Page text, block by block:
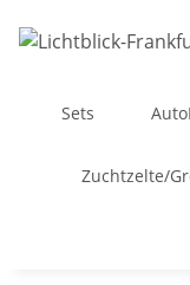
Sets
Zuchtzelte/